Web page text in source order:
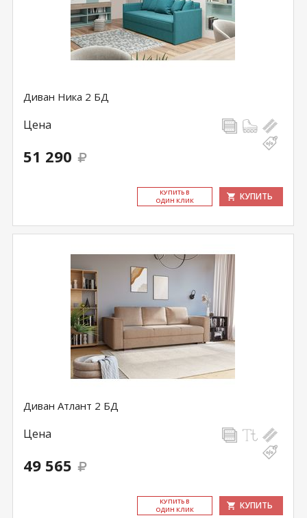
Диван Ника 2 БД
Цена
51 290
КУ­ПИТЬ В
ОДИН КЛИК
КУПИТЬ
Диван Атлант 2 БД
Цена
49 565
КУ­ПИТЬ В
ОДИН КЛИК
КУПИТЬ